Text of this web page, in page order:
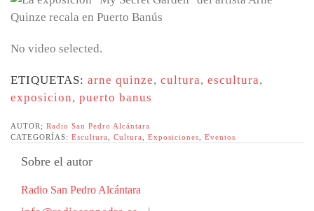
No video selected.
ETIQUETAS: arne quinze, cultura, escultura,
exposicion, puerto banus
AUTOR; Radio San Pedro Alcántara
CATEGORÍAS: Escultura Cultura Exposiciones Eventos
Sobre el autor
Radio San Pedro Alcántara